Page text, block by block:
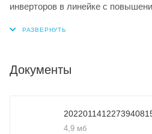
инверторов в линейке с
Документы
4,9 мб